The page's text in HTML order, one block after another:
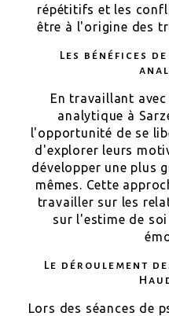
répétitifs et les
être à l'origine des
Les bénéfices
En travaillant
analytique à
l'opportunité de se
d'explorer leurs
développer une plus
mêmes. Cette
travailler sur les
sur l'estime de
Le déroulement
Lors des séances de